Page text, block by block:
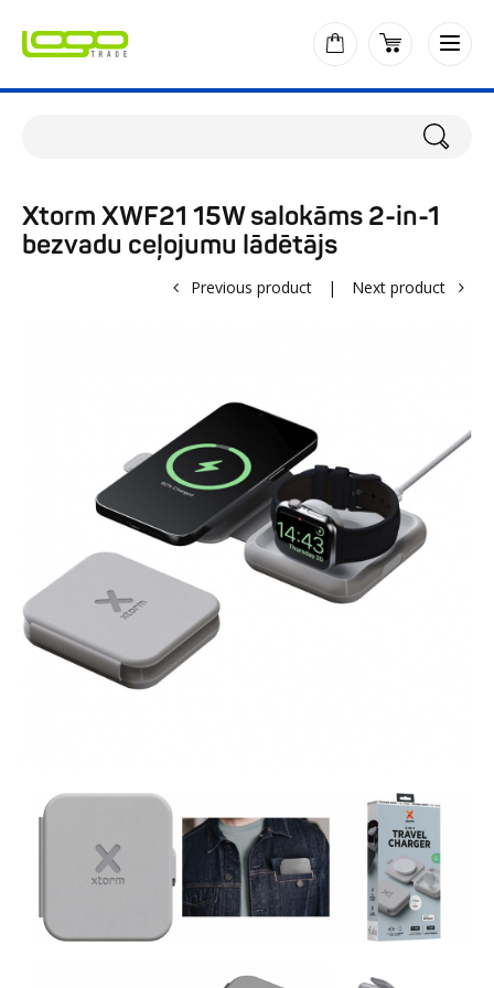
Xtorm XWF21 15W salokāms 2-in-1
bezvadu ceļojumu lādētājs
Previous product | Next product